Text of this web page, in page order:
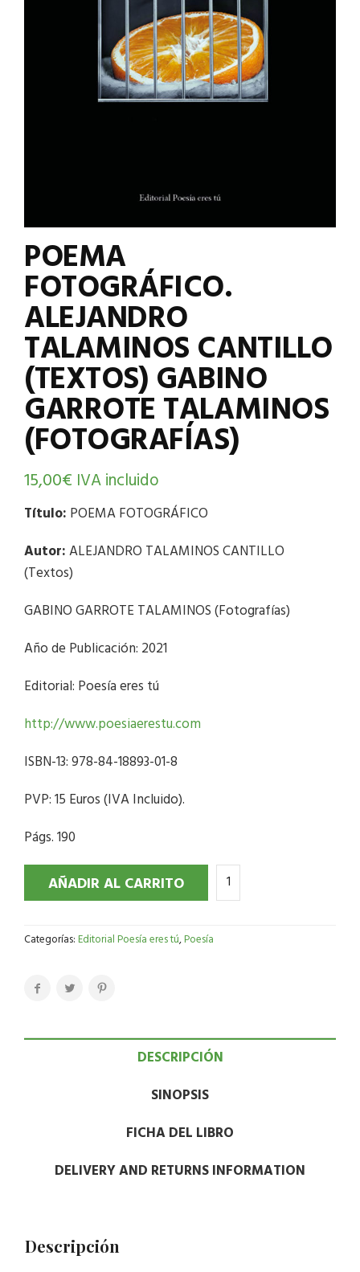
POEMA
FOTOGRÁFICO.
ALEJANDRO
TALAMINOS CANTILLO
(TEXTOS) GABINO
GARROTE TALAMINOS
(FOTOGRAFÍAS)
15,00€ IVA incluido
Título: POEMA FOTOGRÁFICO
Autor:ALEJANDRO TALAMINOS CANTILLO
(Textos)
GABINO GARROTE TALAMINOS (Fotografías)
Año de Publicación: 2021
Editorial: Poesía eres tú
http://www.poesiaerestu.com
ISBN-13: 978-84-18893-01-8
PVP: 15 Euros (IVA Incluido).
Págs. 190
AÑADIR AL CARRITO
Categorías:Editorial Poesía eres tú,Poesía
DESCRIPCIÓN
SINOPSIS
FICHA DEL LIBRO
DELIVERY AND RETURNS INFORMATION
Descripción